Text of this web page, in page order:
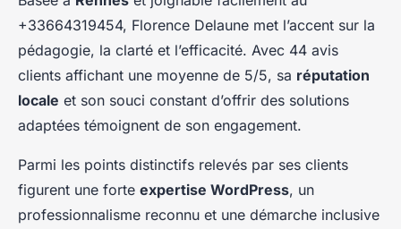
+33664319454, Florence Delaune met l’accent sur la
pédagogie, la clarté et l’efficacité. Avec 44 avis
clients affichant une moyenne de 5/5, sa réputation
locale et son souci constant d’offrir des solutions
adaptées témoignent de son engagement.
Parmi les points distinctifs relevés par ses clients
figurent une forte expertise WordPress, un
professionnalisme reconnu et une démarche inclusive